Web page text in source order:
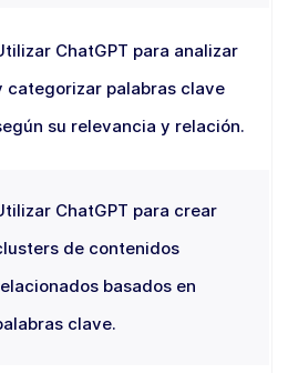
ChatGPT para analizar
categorizar palabras clave
su relevancia y relación.
ChatGPT para crear
de contenidos
basados en
clave.